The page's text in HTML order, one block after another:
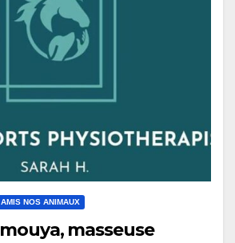
NOS ANIMAUX
masseuse